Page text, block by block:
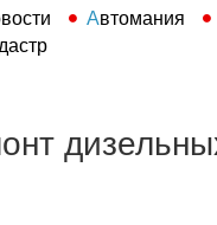
Автомания